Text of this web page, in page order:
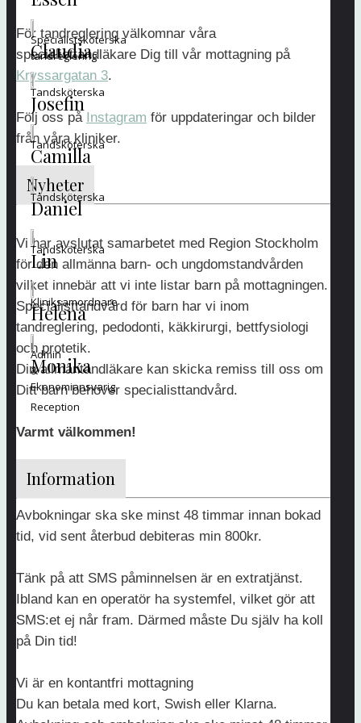
Specialistsköterska
tandreglering
Claudia
Tandsköterska
Josefin
Tandsköterska
Camilla
Tandsköterska
Daniel
Tandsköterska
Lin
Kliniksamordnare
Helena
Admin
&
Ekonomiansvarig
Monika
Reception
För tandreglering välkomnar våra
specialisttandläkare Dig till vår mottagning på
Kryssargatan 3.
Följ oss på Instagram för uppdateringar och bilder
från våra kliniker.
Nyheter
Vi har avslutat samarbetet med Region Stockholm
för den allmänna barn- och ungdomstandvården
vilket innebär att vi inte listar barn på mottagningen.
Specialisttandvård för barn har vi inom
tandreglering, pedodonti, käkkirurgi, bettfysiologi
och protetik.
Din allmäntandläkare kan skicka remiss till oss om
Ditt barn behöver specialisttandvård.
Varmt välkommen!
Information
Avbokningar ska ske minst 48 timmar innan bokad
tid, vid sent återbud debiteras min 800kr.
Tänk på att SMS påminnelsen är en extratjänst.
Ibland kan en operatör ha systemfel, vilket gör att
SMS:et ej når fram. Därmed måste Du själv ha koll
på Din tid!
Vi är en kontantfri mottagning
Du kan betala med kort, Swish eller Klarna.